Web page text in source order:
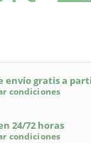
envío gratis a
condiciones
24/72 horas
condiciones